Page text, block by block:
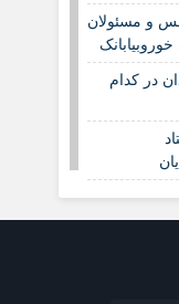
و مسئولان
در کدام
نیازمند